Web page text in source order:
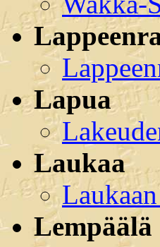
Lapua
Laukaa
Lempäälä